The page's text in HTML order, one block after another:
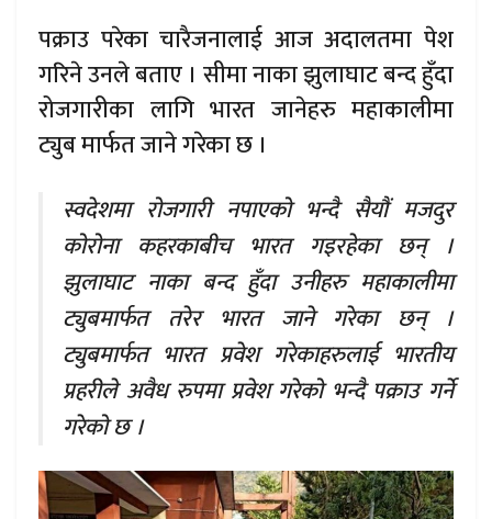
पक्राउ परेका चारैजनालाई आज अदालतमा पेश
गरिने उनले बताए । सीमा नाका झुलाघाट बन्द हुँदा
रोजगारीका लागि भारत जानेहरु महाकालीमा
ट्युब मार्फत जाने गरेका छ ।
स्वदेशमा रोजगारी नपाएको भन्दै सैयौं मजदुर
कोरोना कहरकाबीच भारत गइरहेका छन् ।
झुलाघाट नाका बन्द हुँदा उनीहरु महाकालीमा
ट्युबमार्फत तरेर भारत जाने गरेका छन् ।
ट्युबमार्फत भारत प्रवेश गरेकाहरुलाई भारतीय
प्रहरीले अवैध रुपमा प्रवेश गरेको भन्दै पक्राउ गर्ने
गरेको छ ।